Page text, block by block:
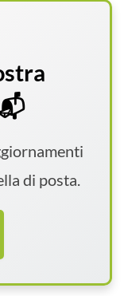
di posta.